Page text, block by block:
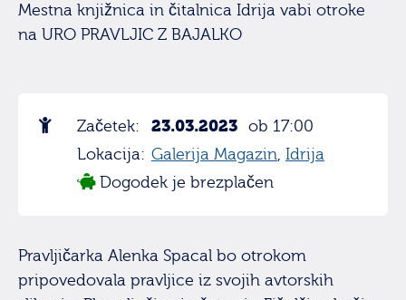
Mestna knjižnica in čitalnica Idrija vabi otroke
na URO PRAVLJIC Z BAJALKO
Začetek: 23.03.2023 ob 17:00
Lokacija: Galerija Magazin, Idrija
Dogodek je brezplačen
Pravljičarka Alenka Spacal bo otrokom
pripovedovala pravljice iz svojih avtorskih